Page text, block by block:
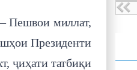
Пешвои миллат,
Президенти
ҷиҳати татбиқи